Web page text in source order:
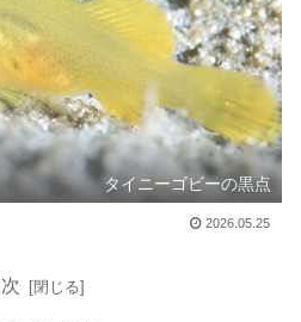
タイニーゴビーの黒点
2026.05.25